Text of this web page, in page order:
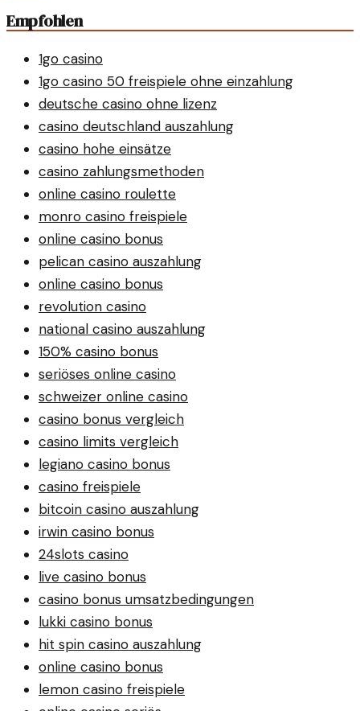
Empfohlen
1go casino
1go casino 50 freispiele ohne einzahlung
deutsche casino ohne lizenz
casino deutschland auszahlung
casino hohe einsätze
casino zahlungsmethoden
online casino roulette
monro casino freispiele
online casino bonus
pelican casino auszahlung
online casino bonus
revolution casino
national casino auszahlung
150% casino bonus
seriöses online casino
schweizer online casino
casino bonus vergleich
casino limits vergleich
legiano casino bonus
casino freispiele
bitcoin casino auszahlung
irwin casino bonus
24slots casino
live casino bonus
casino bonus umsatzbedingungen
lukki casino bonus
hit spin casino auszahlung
online casino bonus
lemon casino freispiele